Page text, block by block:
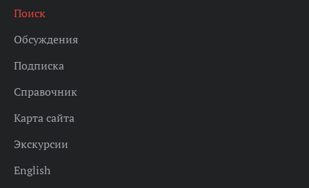
Поиск
Обсуждения
Подписка
Справочник
Карта сайта
Экскурсии
English